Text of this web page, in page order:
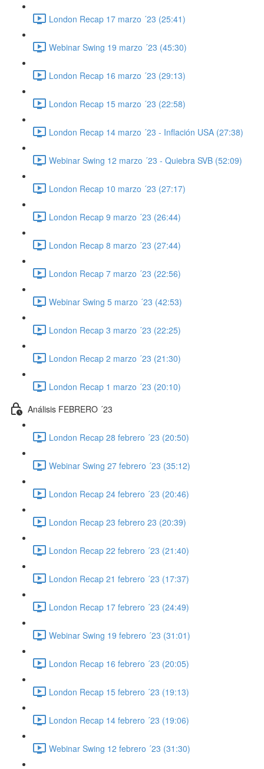
London Recap 17 marzo ´23 (25:41)
Webinar Swing 19 marzo ´23 (45:30)
London Recap 16 marzo ´23 (29:13)
London Recap 15 marzo ´23 (22:58)
London Recap 14 marzo ´23 - Inflación USA (27:38)
Webinar Swing 12 marzo ´23 - Quiebra SVB (52:09)
London Recap 10 marzo ´23 (27:17)
London Recap 9 marzo ´23 (26:44)
London Recap 8 marzo ´23 (27:44)
London Recap 7 marzo ´23 (22:56)
Webinar Swing 5 marzo ´23 (42:53)
London Recap 3 marzo ´23 (22:25)
London Recap 2 marzo ´23 (21:30)
London Recap 1 marzo ´23 (20:10)
Análisis FEBRERO ´23
London Recap 28 febrero ´23 (20:50)
Webinar Swing 27 febrero ´23 (35:12)
London Recap 24 febrero ´23 (20:46)
London Recap 23 febrero 23 (20:39)
London Recap 22 febrero ´23 (21:40)
London Recap 21 febrero ´23 (17:37)
London Recap 17 febrero ´23 (24:49)
Webinar Swing 19 febrero ´23 (31:01)
London Recap 16 febrero ´23 (20:05)
London Recap 15 febrero ´23 (19:13)
London Recap 14 febrero ´23 (19:06)
Webinar Swing 12 febrero ´23 (31:30)